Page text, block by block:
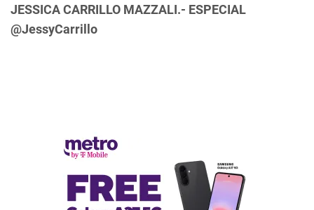
JESSICA CARRILLO MAZZALI.- ESPECIAL
@JessyCarrillo